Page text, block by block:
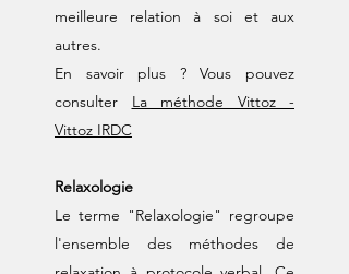
meilleure relation à soi et aux
autres.​​​​
En savoir plus ? Vous pouvez
consulter La méthode Vittoz -
Vittoz IRDC
Relaxologie
Le terme "Relaxologie" regroupe
l'ensemble des méthodes de